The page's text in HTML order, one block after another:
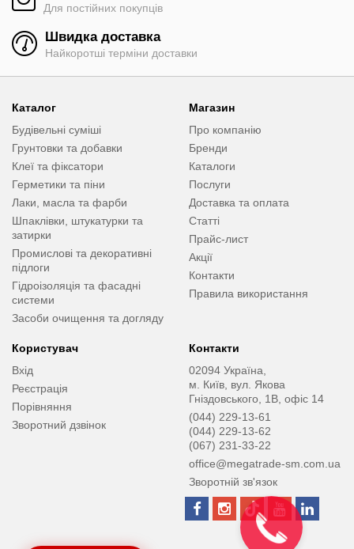
Для постійних покупців
Швидка доставка
Найкоротші терміни доставки
Каталог
Будівельні суміші
Грунтовки та добавки
Клеї та фіксатори
Герметики та піни
Лаки, масла та фарби
Шпаклівки, штукатурки та
затирки
Промислові та декоративні
підлоги
Гідроізоляція та фасадні
системи
Засоби очищення та догляду
Магазин
Про компанію
Бренди
Каталоги
Послуги
Доставка та оплата
Статті
Прайс-лист
Акції
Контакти
Правила використання
Користувач
Вхід
Реєстрація
Порівняння
Зворотний дзвінок
Контакти
02094 Україна,
м. Київ, вул. Якова
Гніздовського, 1В, офіс 14
(044) 229-13-61
(044) 229-13-62
(067) 231-33-22
office@megatrade-sm.com.ua
Зворотній зв'язок